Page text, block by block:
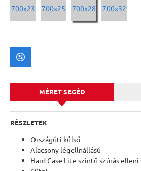
700x23 700x25 700x28 700x32
MÉRET SEGÉD
RÉSZLETEK
Országúti külső
Alacsony légellnállású
Hard Case Lite szintű szúrás